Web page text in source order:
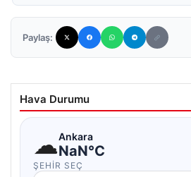
Paylaş:
Hava Durumu
☁Ankara
NaN°C
ŞEHIR SEÇ